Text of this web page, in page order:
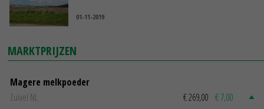
01-11-2019
MARKTPRIJZEN
Magere melkpoeder
Zuivel NL
€ 269,00 € 7,00